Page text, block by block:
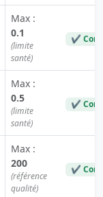
Max :
0.1
(limite
santé)
✔
Max :
0.5
(limite
santé)
✔
Max :
200
(référence
qualité)
✔